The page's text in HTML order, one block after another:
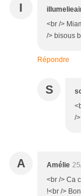
I
<br />
/> bisous
Répondre
S
/
A Amélie
<br /> Ca
!<br />